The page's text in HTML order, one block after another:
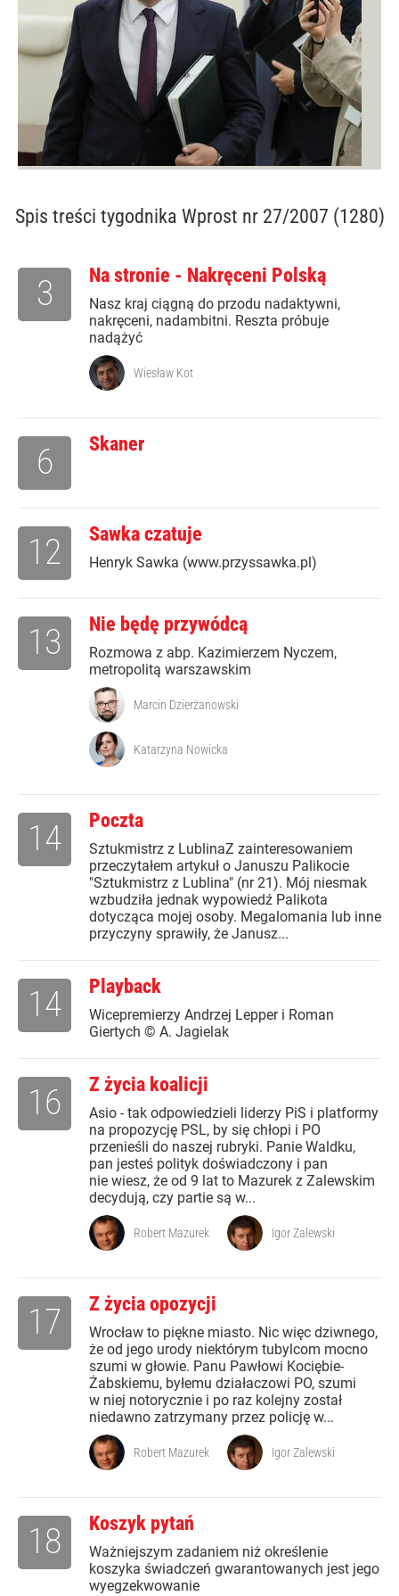
Spis treści tygodnika Wprost nr 27/2007 (1280)
Na stronie - Nakręceni Polską
Nasz kraj ciągną do przodu nadaktywni,
nakręceni, nadambitni. Reszta próbuje
nadążyć
3
Wiesław Kot
Skaner
6
Sawka czatuje
Henryk Sawka (www.przyssawka.pl)
12
Nie będę przywódcą
Rozmowa z abp. Kazimierzem Nyczem,
metropolitą warszawskim
13
Marcin Dzierżanowski
Katarzyna Nowicka
Poczta
Sztukmistrz z LublinaZ zainteresowaniem
przeczytałem artykuł o Januszu Palikocie
"Sztukmistrz z Lublina" (nr 21). Mój niesmak
wzbudziła jednak wypowiedź Palikota
dotycząca mojej osoby. Megalomania lub inne
przyczyny sprawiły, że Janusz...
14
Playback
Wicepremierzy Andrzej Lepper i Roman
Giertych © A. Jagielak
14
Z życia koalicji
Asio - tak odpowiedzieli liderzy PiS i platformy
na propozycję PSL, by się chłopi i PO
przenieśli do naszej rubryki. Panie Waldku,
pan jesteś polityk doświadczony i pan
nie wiesz, że od 9 lat to Mazurek z Zalewskim
decydują, czy partie są w...
16
Robert Mazurek Igor Zalewski
Z życia opozycji
Wrocław to piękne miasto. Nic więc dziwnego,
że od jego urody niektórym tubylcom mocno
szumi w głowie. Panu Pawłowi Kociębie-
Żabskiemu, byłemu działaczowi PO, szumi
w niej notorycznie i po raz kolejny został
niedawno zatrzymany przez policję w...
17
Robert Mazurek Igor Zalewski
Koszyk pytań
Ważniejszym zadaniem niż określenie
koszyka świadczeń gwarantowanych jest jego
wyegzekwowanie
18